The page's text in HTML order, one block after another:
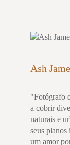
Ash
"Fotógrafo
a cobrir
naturais e
seus
um amor